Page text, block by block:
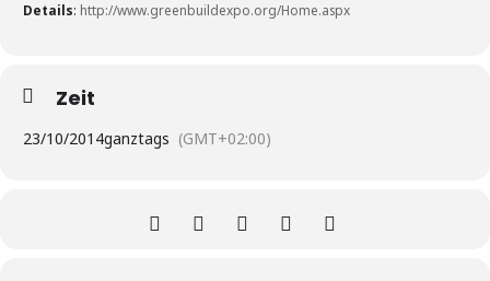
Details: http://www.greenbuildexpo.org/Home.aspx
Zeit
23/10/2014ganztags (GMT+02:00)